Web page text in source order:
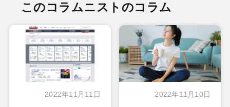
このコラムニストのコラム
2022年11月11日 2022年11月10日